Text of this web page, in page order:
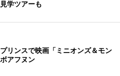
学ツアーも
リンスで映画「ミニオンズ＆モン
アフヌン